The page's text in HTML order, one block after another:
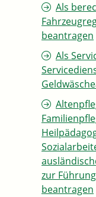
Als
beantragen
Als
zur
beantragen